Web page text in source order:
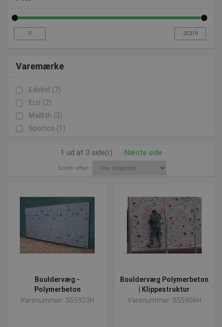
Varemærke
Edelrid (7)
Erzi (2)
Maillith (3)
Sportco (1)
1 ud af 3 side(r) Næste side
Sortér efter:
Bouldervæg -
Polymerbeton
Varenummer: S55923H
Bouldervæg Polymerbeton
| Klippestruktur
Varenummer: S55906H